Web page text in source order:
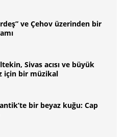
ve Çehov üzerinden bir
Sivas acısı ve büyük
için bir müzikal
bir beyaz kuğu: Cap